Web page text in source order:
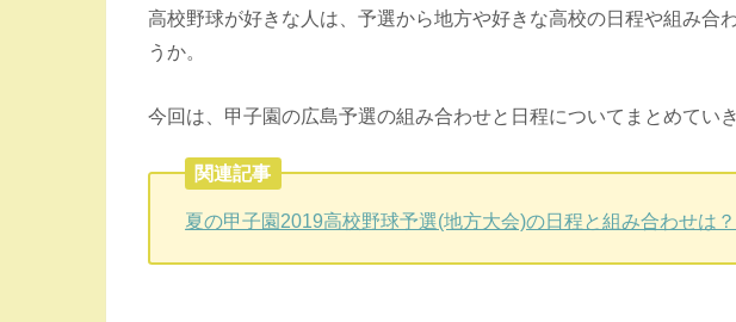
高校野球が好きな人は、予選から地方や好きな高校の日程や組み合
うか。
今回は、甲子園の広島予選の組み合わせと日程についてまとめていき
関連記事
夏の甲子園2019高校野球予選(地方大会)の日程と組み合わせは